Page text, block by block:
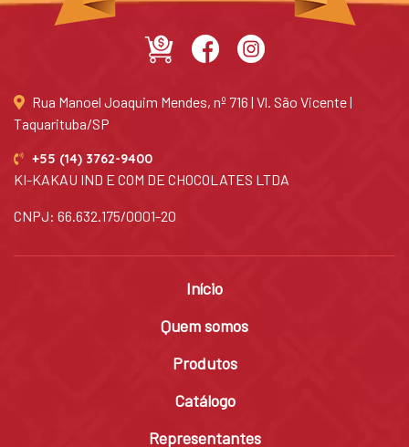
Rua Manoel Joaquim Mendes, nº 716 | Vl. São Vicente |
Taquarituba/SP
+55 (14) 3762-9400
KI-KAKAU IND E COM DE CHOCOLATES LTDA
CNPJ: 66.632.175/0001-20
Início
Quem somos
Produtos
Catálogo
Representantes